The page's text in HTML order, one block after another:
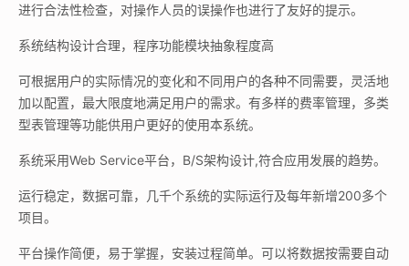
进行合法性检查，对操作人员的误操作也进行了友好的提示。
系统结构设计合理，程序功能模块抽象程度高
可根据用户的实际情况的变化和不同用户的各种不同需要，灵活地
加以配置，最大限度地满足用户的需求。有多样的费率管理，多类
型表管理等功能供用户更好的使用本系统。
系统采用Web Service平台，B/S架构设计,符合应用发展的趋势。
运行稳定，数据可靠，几千个系统的实际运行及每年新增200多个
项目。
平台操作简便，易于掌握，安装过程简单。可以将数据按需要自动